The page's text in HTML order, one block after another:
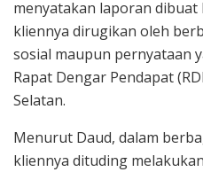
menyatakan laporan
kliennya dirugikan oleh
sosial maupun pernyataan
Rapat Dengar Pendapat
Selatan.
Menurut Daud, dalam
kliennya dituding